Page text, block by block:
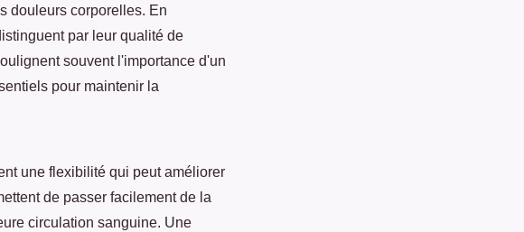
douleurs corporelles. En
par leur qualité de
souvent l'importance d'un
pour maintenir la
une flexibilité qui peut améliorer
de passer facilement de la
circulation sanguine. Une